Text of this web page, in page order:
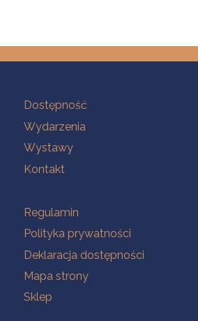
Na skróty
Dostępność
Wydarzenia
Wystawy
Kontakt
Na skróty
Regulamin
Polityka prywatności
Deklaracja dostępności
Mapa strony
Sklep